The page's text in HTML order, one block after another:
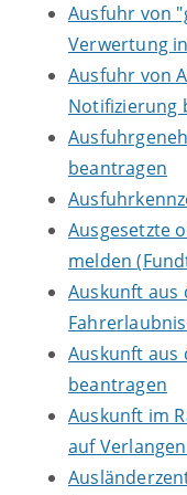
Ausfuhr von
Verwertung
Ausfuhr von
Notifizierung
beantragen
Ausgesetzte
melden
Auskunft aus
Auskunft aus
beantragen
Auskunft im
auf